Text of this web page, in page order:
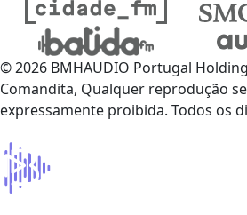
© 2026 BMHAUDIO Portugal
Comandita, Qualquer reprodução
expressamente proibida. Todos os